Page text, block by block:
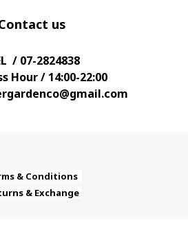
us
/ 07-2824838
Hour / 14:00-22:00
& Conditions
& Exchange